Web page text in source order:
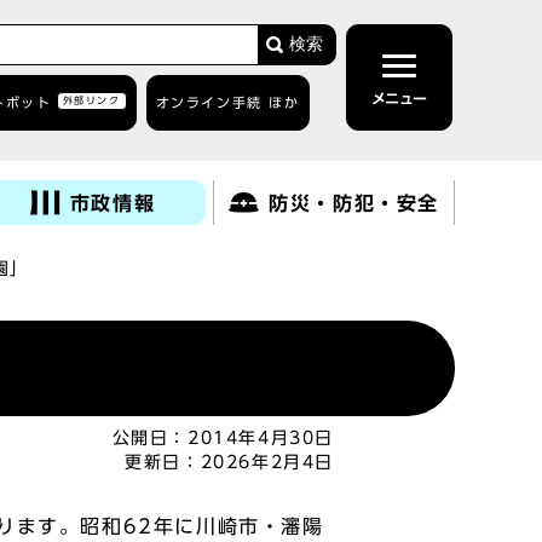
検索
ボット 外部リンク オンライン手続 ほか メニュー
市政情報 防災・防犯・安全
公開日： 2014年4月30日
更新日：
2026年2月4日
ます。昭和62年に川崎市・瀋陽